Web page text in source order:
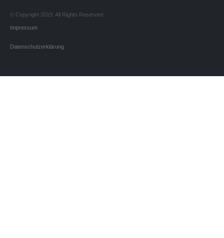
© Copyright 2019. All Rights Reserved.
Impressum
Datenschutzerklärung